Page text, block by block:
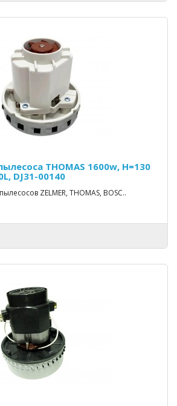
THOMAS 1600w, H=130
DJ31-00140
ZELMER, THOMAS, BOSC..